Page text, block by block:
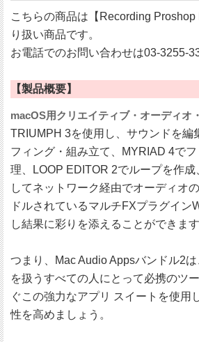
こちらの商品は【Recording
り扱い商品です。
お電話でのお問い合わせは03-3255-
【製品概要】
macOS用クリエイティブ・オーディオ
TRIUMPH 3を使用し、サウンドを編
フィング・組み立て、MYRIAD 4で
理、LOOP EDITOR 2でループを作
してネットワーク経由でオーディオ
ドルされているマルチFXプラグイン
し結果に彩りを添えることができます
つまり、Mac Audio Appsバンドル2
を扱うすべての人にとって必携のツ
ぐこの強力なアプリ スイートを使用
性を高めましょう。